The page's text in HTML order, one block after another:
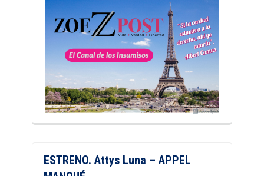
ESTRENO. Attys Luna – APPEL